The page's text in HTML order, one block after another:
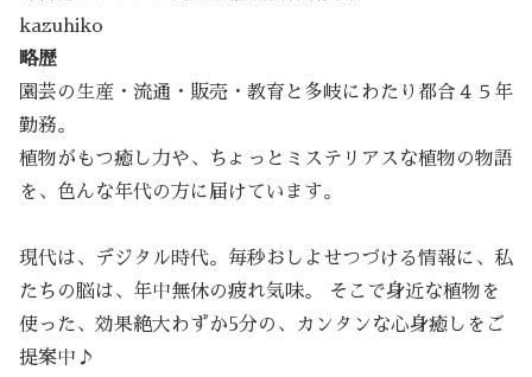
kazuhiko
略歴
園芸の生産・流通・販売・教育と多岐にわたり都合４５年
勤務。
植物がもつ癒し力や、ちょっとミステリアスな植物の物語
を、色んな年代の方に届けています。
現代は、デジタル時代。毎秒おしよせつづける情報に、私
たちの脳は、年中無休の疲れ気味。 そこで身近な植物を
使った、効果絶大わずか5分の、カンタンな心身癒しをご
提案中♪